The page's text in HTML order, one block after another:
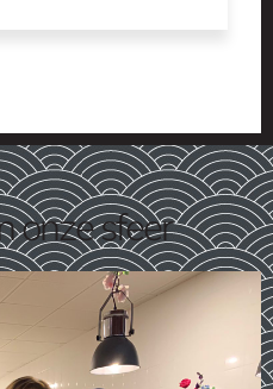
onze sfeer